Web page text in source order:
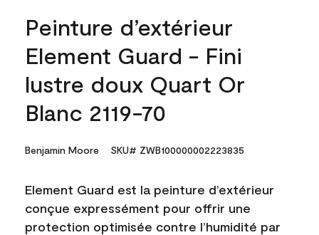
Peinture d’extérieur
Element Guard - Fini
lustre doux Quart Or
Blanc 2119-70
Benjamin Moore SKU# ZWB100000002223835
Element Guard est la peinture d’extérieur
conçue expressément pour offrir une
protection optimisée contre l’humidité par